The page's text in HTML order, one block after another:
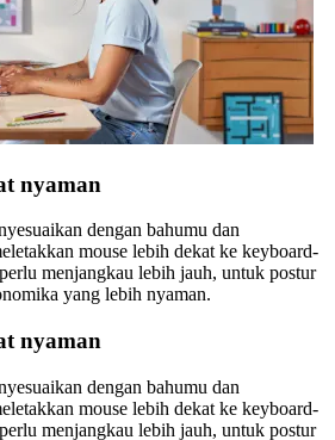
nyaman
dengan bahumu dan
mouse lebih dekat ke keyboard-
menjangkau lebih jauh, untuk postur
yang lebih nyaman.
nyaman
dengan bahumu dan
mouse lebih dekat ke keyboard-
menjangkau lebih jauh, untuk postur